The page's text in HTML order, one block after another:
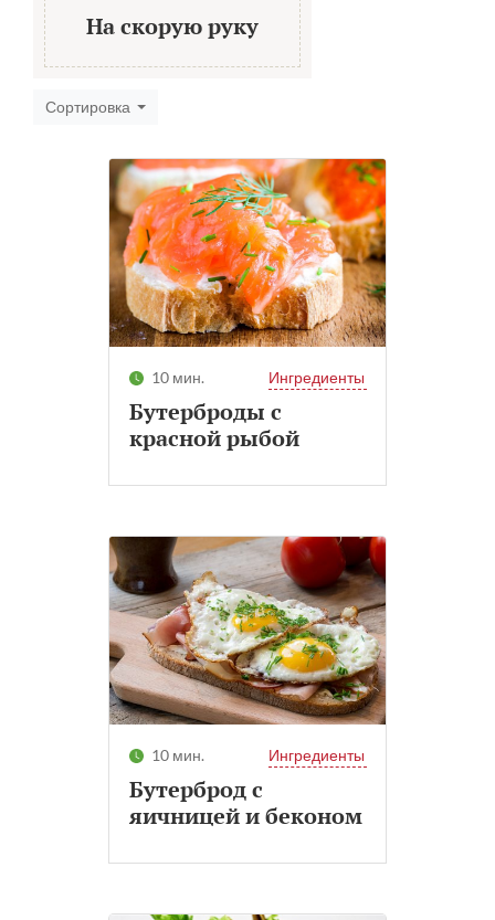
На скорую руку
Сортировка
10 мин. Ингредиенты
Бутерброды с
красной рыбой
10 мин. Ингредиенты
Бутерброд с
яичницей и беконом